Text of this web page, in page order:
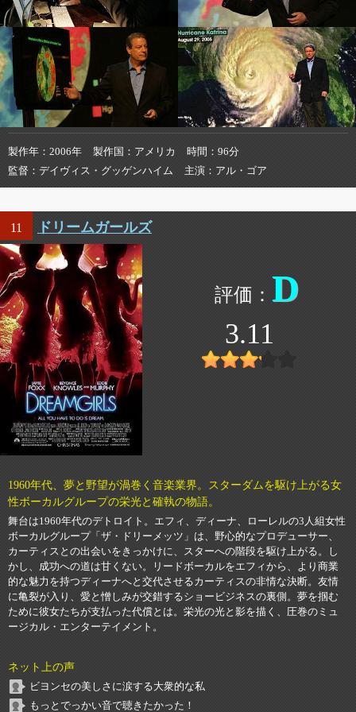
製作年 2006年 製作国 アメリカ 時間
96分
監督
デイヴィス・グッゲンハイム 主演 アル・ゴア
11 ドリームガールズ
D
3.11
1960年代、夢と野望が渦巻く音楽業界。スターダムを駆け上がる女
性ボーカルグループの栄光と確執の物語。
舞台は1960年代のデトロイト。エフィ、ディーナ、ローレルの3人組女性
ボーカルグループ「ザ・ドリーメッツ」は、野心的なプロデューサー、
カーティスとの出会いをきっかけに、スターへの階段を駆け上がる。し
かし、成功への道は甘くない。リードボーカルをエフィから、より商業
的な魅力を持つディーナへと交代させるカーティスの非情な決断。友情
に亀裂が入り、愛と憎しみが交錯するショービジネスの裏側。夢を掴む
ために彼女たちが支払った代償とは。栄光の光と影を描く、圧巻のミュ
ージカル・エンターテイメント。
ネット上の声
ビヨンセの美しさに涙する大衆的な私
もっとでっかい音で聴きたかった！